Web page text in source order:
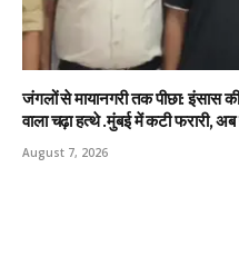
जंगलों से मायानगरी तक पीछा:
वाला चढ़ा हत्थे .मुंबई में कटी फरारी,
August 7, 2026